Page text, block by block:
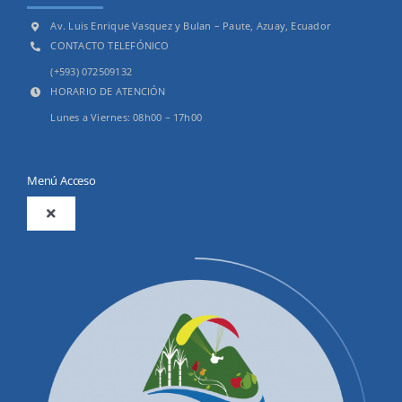
Av. Luis Enrique Vasquez y Bulan – Paute, Azuay, Ecuador
CONTACTO TELEFÓNICO
(+593) 072509132
HORARIO DE ATENCIÓN
Lunes a Viernes: 08h00 – 17h00
Menú Acceso
Toggle
Productos y Servicios
Convocatorias Precalificación